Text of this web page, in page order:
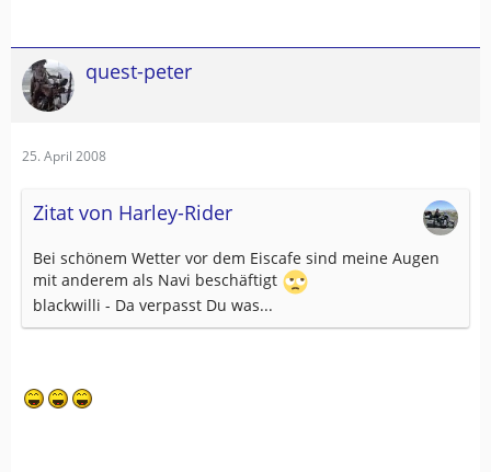
quest-peter
25. April 2008
Zitat von Harley-Rider
Bei schönem Wetter vor dem Eiscafe sind meine Augen
mit anderem als Navi beschäftigt
blackwilli - Da verpasst Du was...